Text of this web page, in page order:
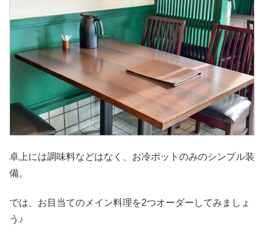
卓上には調味料などはなく、お冷ポットのみのシンプル装
備。
では、お目当てのメイン料理を2つオーダーしてみましょ
う♪